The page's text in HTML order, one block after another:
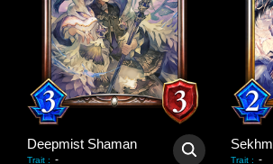
Deepmist Shaman
Trait : - Trait : -